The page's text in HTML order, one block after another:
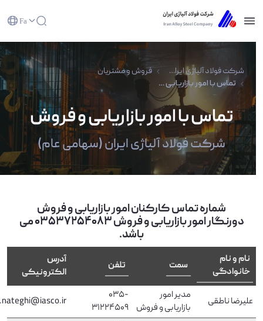
Fa
تماس با امور بازاریابی و فروش - شرکت فولاد آلیاژی
ایران(سهامی عام)شرکت فولاد آلیاژی ایران(سهامی عام)
فروش و مشتریان
تماس با امور بازاریابی و فروش
تماس با امور بازاریابی و فروش
شرکت فولاد آلیاژی ایران (سهامی عام)
شماره تماس کارکنان امور بازاریابی و فروش
دورنگار امور بازاریابی و فروش 03537254083 می
باشد.
نام و نام
خانوادگی
سمت تلفن
آدرس
الکترونیکی
علیرضا ناطقی
مدیر امور
بازاریابی و فروش
035-
31224509